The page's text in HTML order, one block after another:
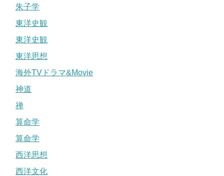
朱子学
東洋史観
東洋史観
東洋思想
海外TVドラマ&Movie
神道
禅
算命学
算命学
西洋思想
西洋文化